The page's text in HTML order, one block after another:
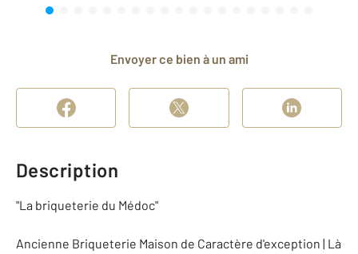
Envoyer ce bien à un ami
Description
"La briqueterie du Médoc"
Ancienne Briqueterie Maison de Caractère d'exception | Là